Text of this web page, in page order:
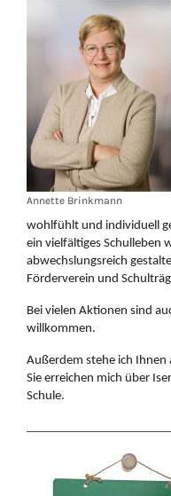
Annette Brinkmann
wohlfühlt und individuell
ein vielfältiges Schulleben
abwechslungsreich
Förderverein und
Bei vielen Aktionen sind
willkommen.
Außerdem stehe ich
Sie erreichen mich über
Schule.